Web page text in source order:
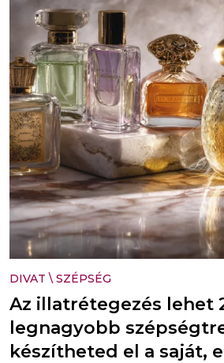
DIVAT \ SZÉPSÉG
Az illatrétegezés lehet
legnagyobb
készítheted el a saját,